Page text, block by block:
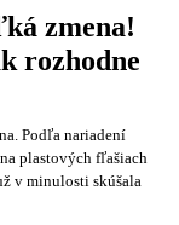
zmena!
rozhodne
Podľa nariadení
plastových fľašiach
v minulosti skúšala